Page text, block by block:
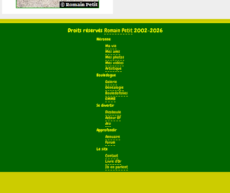
Droits réservés Romain Petit2002-2026
Néronne
Ma vie
Mes amis
Mes photos
Mes vidéos
Artistique
Bouledogue
Galerie
Généalogie
Bouledofolies
EMMB
Se divertir
Dicoboule
Acteur BF
Jeu
Approfondir
Annuaire
Forum
Le site
Contact
Livre d'Or
Ils en parlent